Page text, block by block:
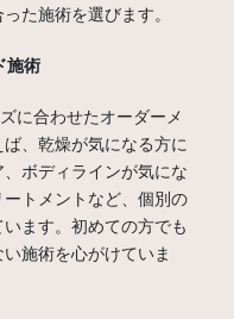
た施術を選びます。
施術
に合わせたオーダーメ
、乾燥が気になる方に
ボディラインが気にな
トメントなど、個別の
ます。初めての方でも
施術を心がけていま